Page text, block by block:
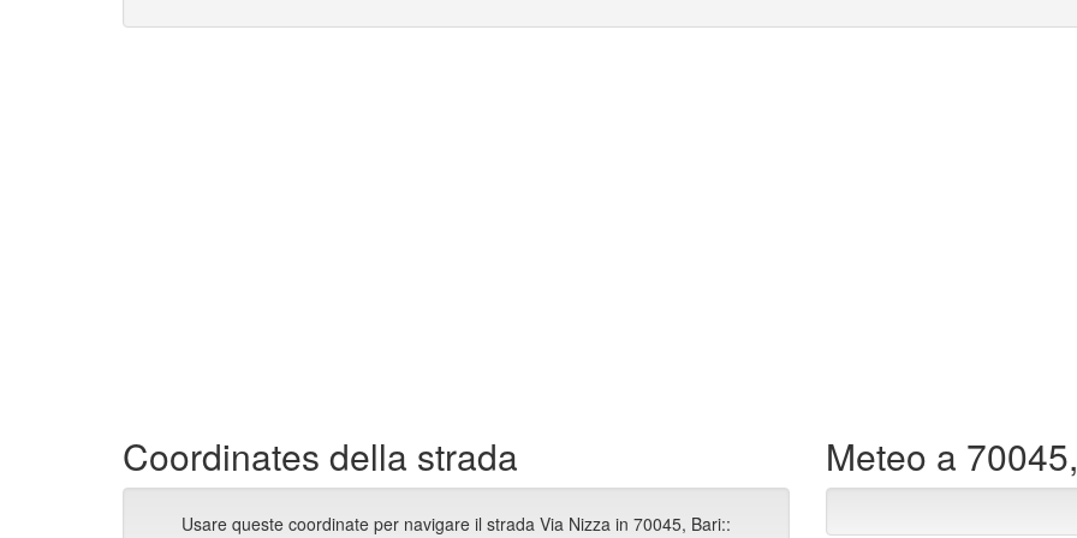
Coordinates della strada
Usare queste coordinate per navigare il strada Via Nizza in 70045, Bari::
Meteo a